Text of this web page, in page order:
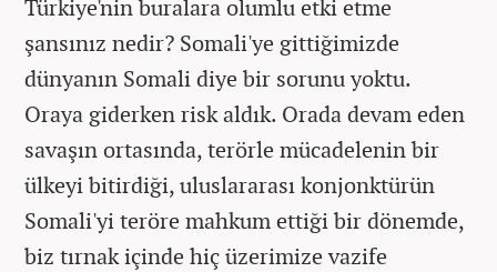
Türkiye'nin buralara olumlu etki etme
şansınız nedir? Somali'ye gittiğimizde
dünyanın Somali diye bir sorunu yoktu.
Oraya giderken risk aldık. Orada devam eden
savaşın ortasında, terörle mücadelenin bir
ülkeyi bitirdiği, uluslararası konjonktürün
Somali'yi teröre mahkum ettiği bir dönemde,
biz tırnak içinde hiç üzerimize vazife